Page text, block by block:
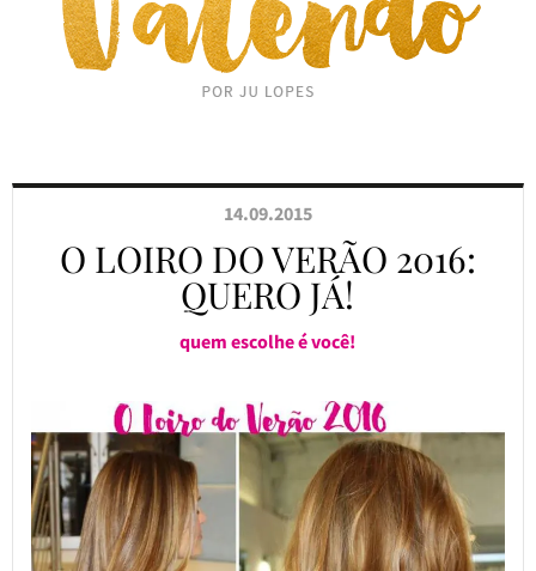
14.09.2015
O LOIRO DO VERÃO 2016:
QUERO JÁ!
quem escolhe é você!